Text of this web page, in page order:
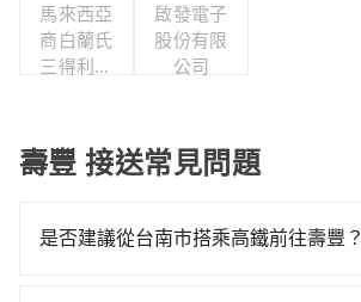
馬來西亞
商白蘭氏
三得利股
公司
啟發電子
股份有限
公司
壽豐 接送常見問題
是否建議從台南市搭乘高鐵前往壽豐？